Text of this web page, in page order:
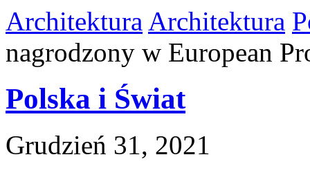
Architektura Architektura
nagrodzony w European
Polska i Świat
Grudzień 31, 2021